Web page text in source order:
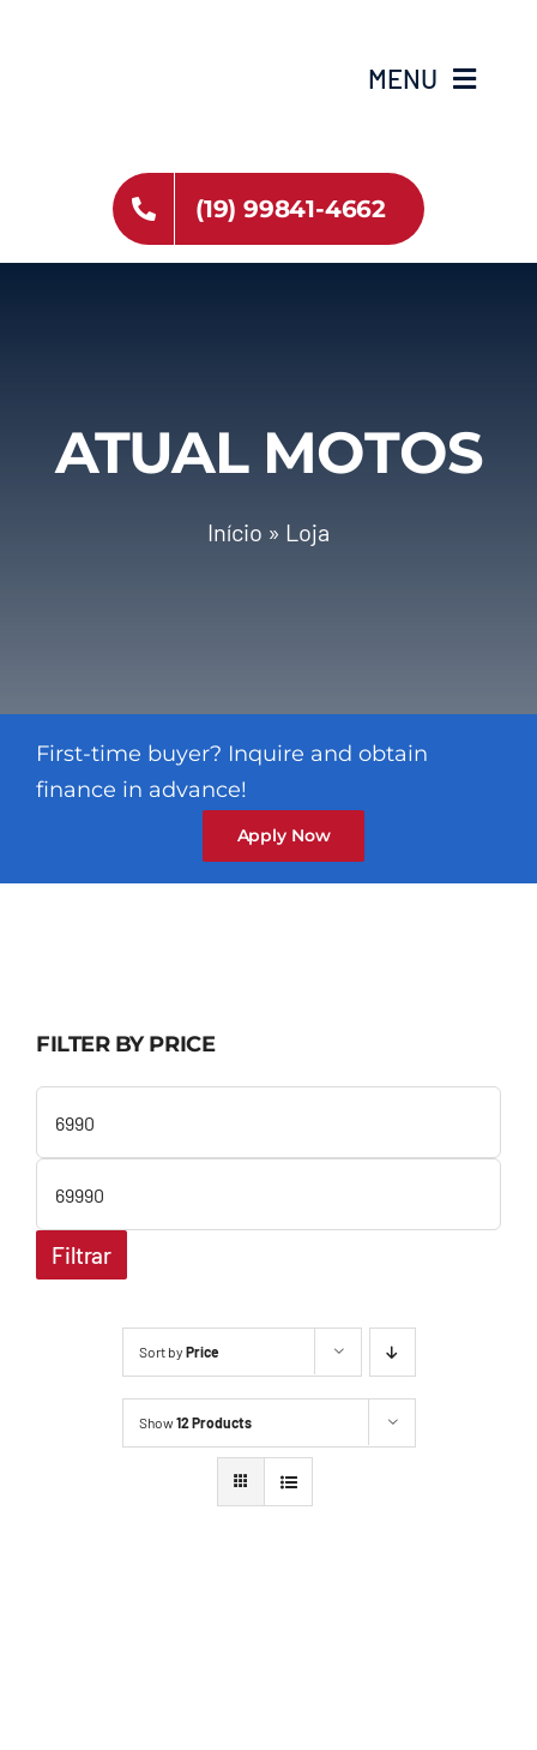
MENU
HOME
ESTOQUE
(19) 99841-4662
ATUAL MOTOS
Início » Loja
First-time buyer? Inquire and obtain
finance in advance!
Apply Now
FILTER BY PRICE
mínimo
máximo
Filtrar
Sort by Price
Show12 Products